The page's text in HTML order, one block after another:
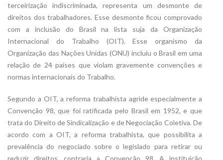
terceirização indiscriminada, representa um desmonte de
direitos dos trabalhadores. Esse desmonte ficou comprovado
com a inclusão do Brasil na lista suja da Organização
Internacional do Trabalho (OIT). Esse organismo da
Organização das Nações Unidas (ONU) incluiu o Brasil em uma
relação de 24 países que violam gravemente convenções e
normas internacionais do Trabalho.
Segundo a OIT, a reforma trabalhista agride especialmente a
Convenção 98, que foi ratificada pelo Brasil em 1952, e que
trata do Direito de Sindicalização e de Negociação Coletiva. De
acordo com a OIT, a reforma trabalhista, que possibilita a
prevalência do negociado sobre o legislado para retirar ou
reduzir direitos, contraria a Convenção 98. A instituição